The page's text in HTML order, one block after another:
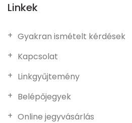
Linkek
Gyakran ismételt kérdések
Kapcsolat
Linkgyűjtemény
Belépőjegyek
Online jegyvásárlás